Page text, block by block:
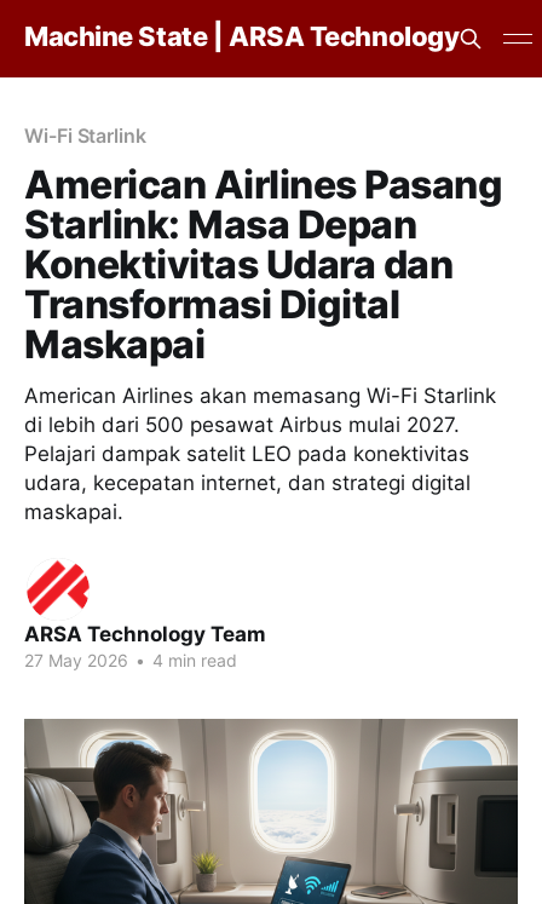
Machine State | ARSA Technology
Wi-Fi Starlink
American Airlines Pasang
Starlink: Masa Depan
Konektivitas Udara dan
Transformasi Digital
Maskapai
American Airlines akan memasang Wi-Fi Starlink
di lebih dari 500 pesawat Airbus mulai 2027.
Pelajari dampak satelit LEO pada konektivitas
udara, kecepatan internet, dan strategi digital
maskapai.
ARSA Technology Team
27 May 2026 • 4 min read